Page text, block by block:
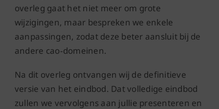
overleg gaat het niet meer om grote
wijzigingen, maar bespreken we enkele
aanpassingen, zodat deze beter aansluit bij de
andere cao‑domeinen.
Na dit overleg ontvangen wij de definitieve
versie van het eindbod. Dat volledige eindbod
zullen we vervolgens aan jullie presenteren en